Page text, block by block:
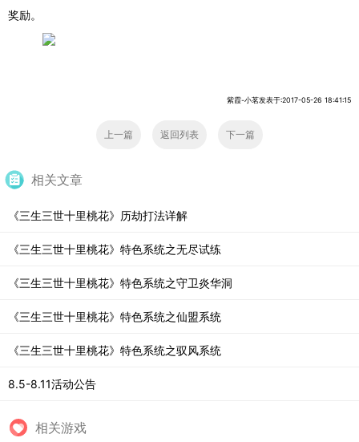
奖励。
紫霞-小茗发表于:2017-05-26 18:41:15
上一篇 返回列表 下一篇
相关文章
《三生三世十里桃花》历劫打法详解
《三生三世十里桃花》特色系统之无尽试练
《三生三世十里桃花》特色系统之守卫炎华洞
《三生三世十里桃花》特色系统之仙盟系统
《三生三世十里桃花》特色系统之驭风系统
8.5-8.11活动公告
相关游戏